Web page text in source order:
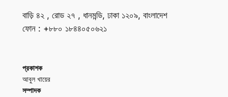
বাড়ি ৪২ , রোড ২৭ , ধানমন্ডি, ঢাকা ১২০৯, বাংলাদেশ
ফোন : +৮৮০ ১৮৪৪০৫০৬২১
প্রকাশক
আবুল খায়ের
সম্পাদক